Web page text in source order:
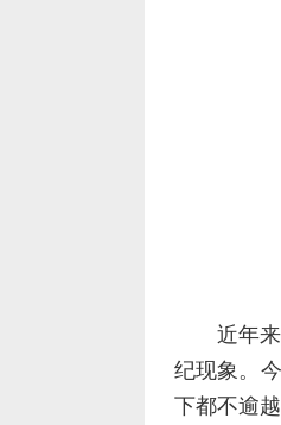
近年
纪现象。
下都不逾